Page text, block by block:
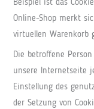
Beispiel ist das
Online-Shop merkt
virtuellen Warenkorb
Die betroffene
unsere Internetseite
Einstellung des
der Setzung von